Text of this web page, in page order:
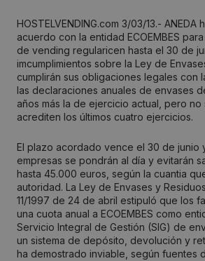
HOSTELVENDING.com 3/03/13.- ANEDA
acuerdo con la entidad ECOEMBES
de vending regularicen hasta el 30 de
imcumplimientos sobre la Ley de
cumplirán sus obligaciones legales con
las declaraciones anuales de envases
años más la de ejercicio actual, pero
acrediten los últimos cuatro ejercicios.
El plazo acordado vence el 30 de junio
empresas se pondrán al día y evitarán
hasta 45.000 euros, según la cuantia
autoridad. La Ley de Envases y
11/1997 de 24 de abril estipuló que los
una cuota anual a ECOEMBES como
Servicio Integral de Gestión (SIG) de
un sistema de depósito, devolución y
ha demostrado inviable, según fuentes